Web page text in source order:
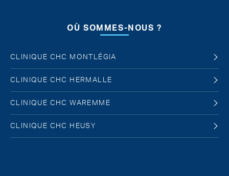
OÙ SOMMES-NOUS ?
CLINIQUE CHC MONTLÉGIA
CLINIQUE CHC HERMALLE
CLINIQUE CHC WAREMME
CLINIQUE CHC HEUSY